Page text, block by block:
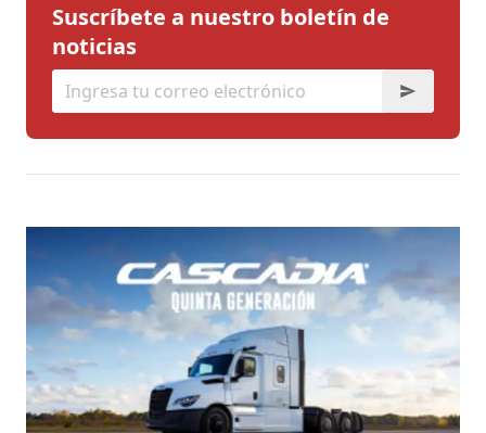
Suscríbete a nuestro boletín de
noticias